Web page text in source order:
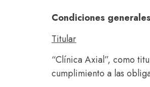
Condiciones
Titular
“Clínica Axial”, como
cumplimiento a las